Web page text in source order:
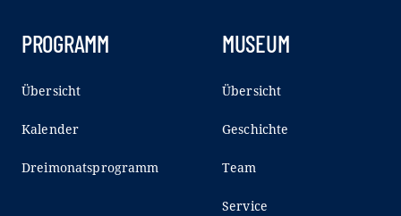
PROGRAMM
Übersicht
Kalender
Dreimonatsprogramm
MUSEUM
Übersicht
Geschichte
Team
Service